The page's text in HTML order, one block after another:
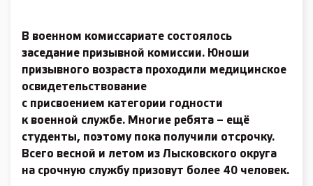
В военном комиссариате состоялось
заседание призывной комиссии. Юноши
призывного возраста проходили медицинское
освидетельствование
с присвоением категории годности
к военной службе. Многие ребята – ещё
студенты, поэтому пока получили отсрочку.
Всего весной и летом из Лысковского округа
на срочную службу призовут более 40 человек.